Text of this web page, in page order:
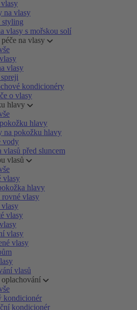
na vlasy
styling
vlasy s mořskou solí
na vlasy
vlasy
kondicionéry
o vlasy
hlavy
hlavy
na pokožku hlavy
vody
vlasů před sluncem
vlasů
vlasy
hlavy
rovné vlasy
vlasy
vlasy
vlasy
vlasy
vlasů
kondicionér
kondicionér